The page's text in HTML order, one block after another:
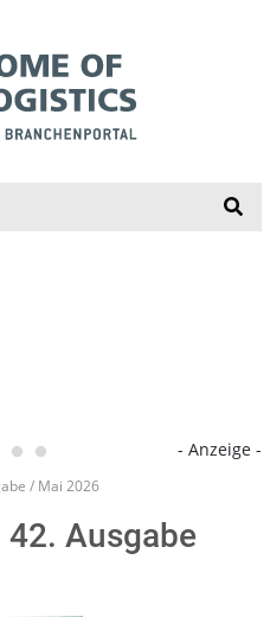
- Anzeige -
/ Mai 2026
42. Ausgabe